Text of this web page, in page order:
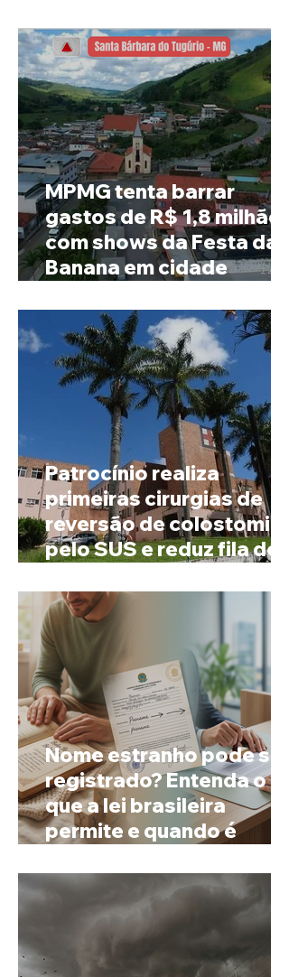
MPMG tenta barrar
gastos de R$ 1,8 milhão
com shows da Festa da
Banana em cidade
4 mil habitantes
Patrocínio realiza
primeiras cirurgias de
reversão de colostomia
pelo SUS e reduz fila de
Nome estranho pode ser
registrado? Entenda o
que a lei brasileira
permite e quando é
prenome